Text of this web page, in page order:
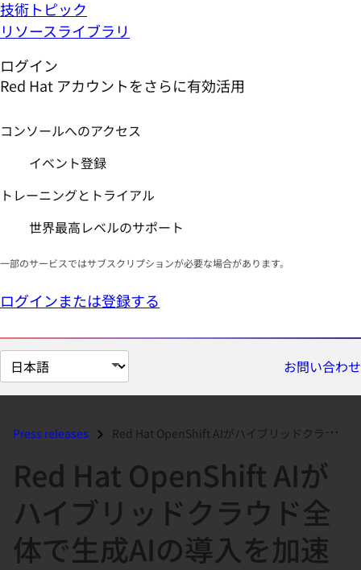
技術トピック
リソースライブラリ
ログイン
Red Hat アカウントをさらに有効活用
コンソールへのアクセス
イベント登録
トレーニングとトライアル
世界最高レベルのサポート
一部のサービスではサブスクリプションが必要な場合があります。
ログインまたは登録する
ペ
ー
の
お問い合わせ
Press releases Red Hat OpenShift AIがハイブリッドクラウド全体で生成AIの導入を加速...
Red Hat OpenShift AIが
ハイブリッドクラウド全
体で生成AIの導入を加速